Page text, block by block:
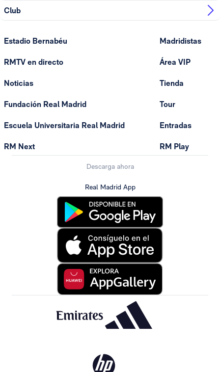
Club
Estadio Bernabéu
RMTV en directo
Noticias
Fundación Real Madrid
Escuela Universitaria Real Madrid
RM Next
Madridistas
Área VIP
Tienda
Tour
Entradas
RM Play
Descarga ahora
Real Madrid App